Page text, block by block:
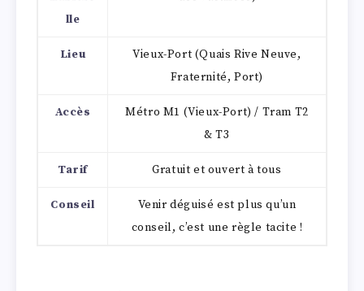
lle
Lieu
Vieux-Port (Quais Rive Neuve,
Fraternité, Port)
Accès
Métro M1 (Vieux-Port) / Tram T2
& T3
Tarif Gratuit et ouvert à tous
Conseil
Venir déguisé est plus qu’un
conseil, c’est une règle tacite !